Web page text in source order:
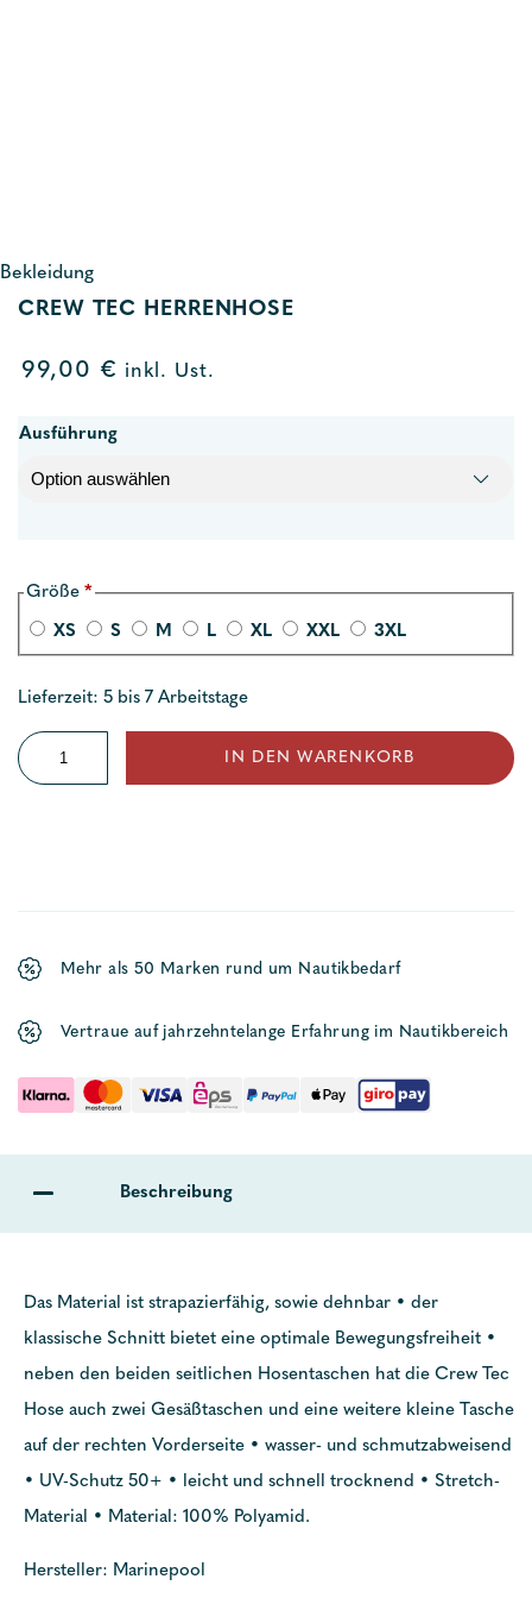
Bekleidung
CREW TEC HERRENHOSE
99,00 € inkl. Ust.
Ausführung
Größe *
XS S M L XL XXL 3XL
Lieferzeit: 5 bis 7 Arbeitstage
Crew
Tec
IN DEN WARENKORB
Mehr als 50 Marken rund um Nautikbedarf
Vertraue auf jahrzehntelange Erfahrung im Nautikbereich
Beschreibung
Das Material ist strapazierfähig, sowie dehnbar • der
klassische Schnitt bietet eine optimale Bewegungsfreiheit •
neben den beiden seitlichen Hosentaschen hat die Crew Tec
Hose auch zwei Gesäßtaschen und eine weitere kleine Tasche
auf der rechten Vorderseite • wasser- und schmutzabweisend
• UV-Schutz 50+ • leicht und schnell trocknend • Stretch-
Material • Material: 100% Polyamid.
Hersteller: Marinepool